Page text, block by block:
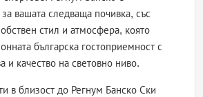
вашата следваща почивка, със
стил и атмосфера, която
българска гостоприемност с
и качество на световно ниво.
в близост до Регнум Банско Ски